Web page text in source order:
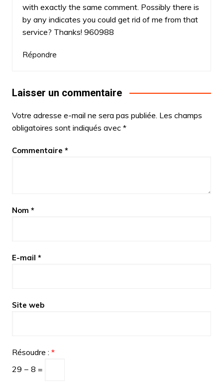
with exactly the same comment. Possibly there is
by any indicates you could get rid of me from that
service? Thanks! 960988
Répondre
Laisser un commentaire
Votre adresse e-mail ne sera pas publiée. Les champs
obligatoires sont indiqués avec *
Commentaire *
Nom *
E-mail *
Site web
Résoudre : *
29 − 8 =